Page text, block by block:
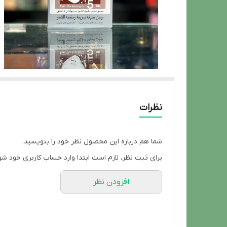
نظرات
شما هم درباره این محصول نظر خود را بنویسید.
برای ثبت نظر، لازم است ابتدا وارد حساب کاربری خود
افزودن نظر